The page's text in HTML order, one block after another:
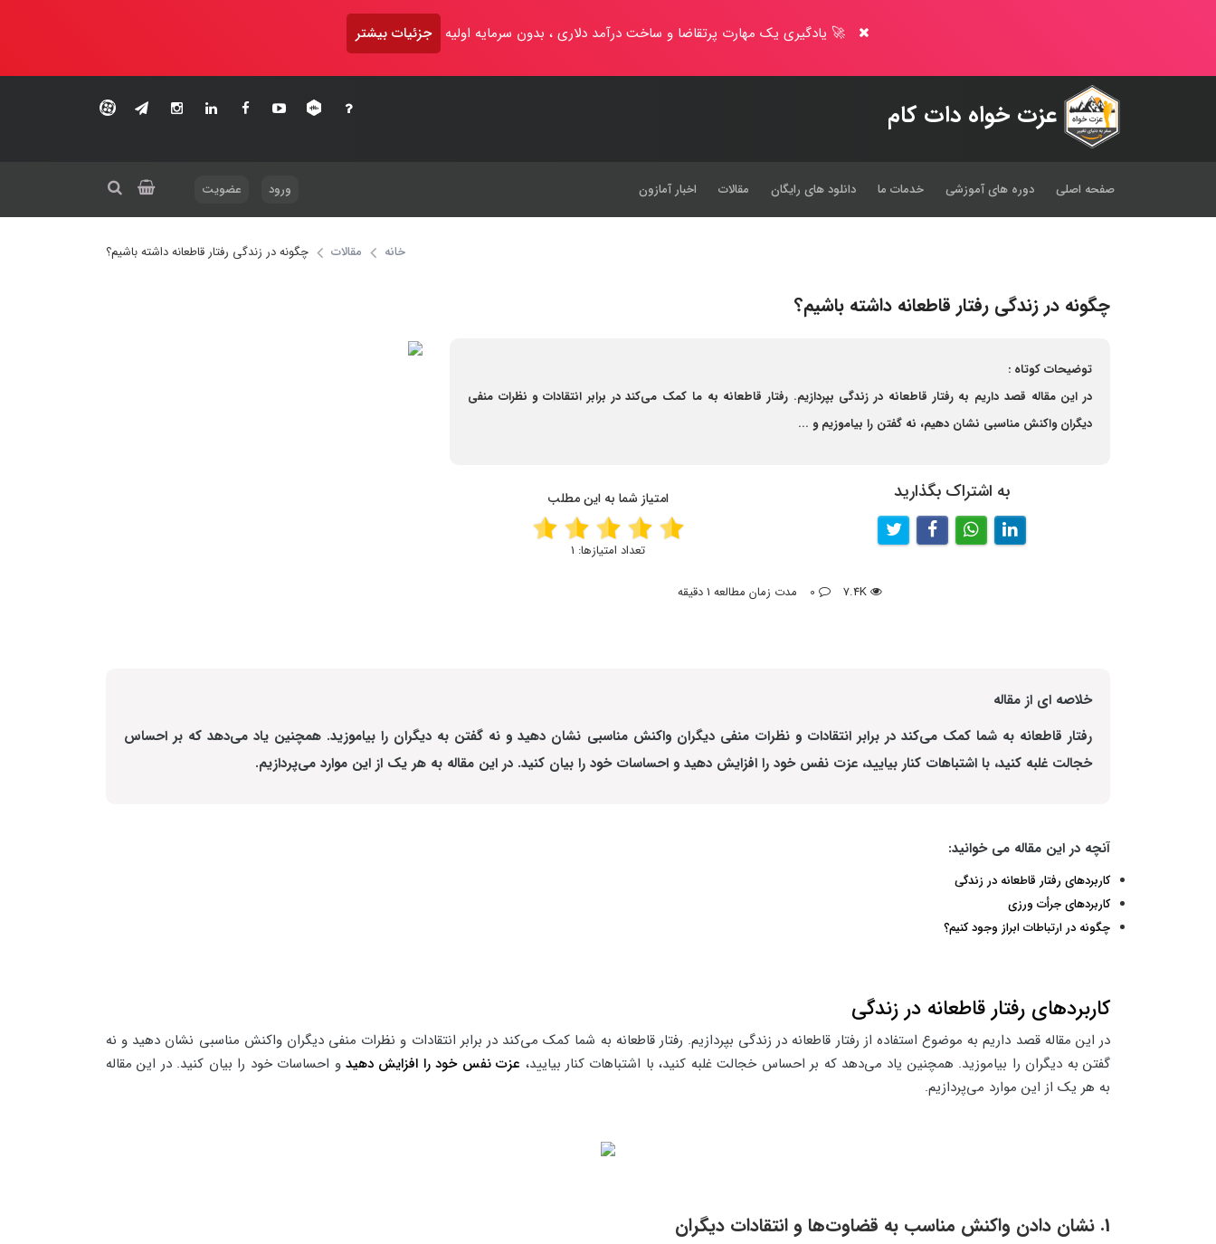
🚀 یادگیری یک مهارت پرتقاضا و ساخت درآمد دلاری ، بدون سرمایه اولیه جزئیات بیشتر
عزت خواه دات کام
صفحه اصلی دوره های آموزشی خدمات ما دانلود های رایگان مقالات اخبار آمازون ورود عضویت
خانه مقالات چگونه در زندگی رفتار قاطعانه داشته باشیم؟
چگونه در زندگی رفتار قاطعانه داشته باشیم؟
توضیحات کوتاه :
در این مقاله قصد داریم به رفتار قاطعانه در زندگی بپردازیم. رفتار قاطعانه به ما کمک می‌کند در برابر انتقادات و نظرات منفی
دیگران واکنش مناسبی نشان دهیم، نه گفتن را بیاموزیم و ...
به اشتراک بگذارید امتیاز شما به این مطلب
تعداد امتیازها: 1
مدت زمان مطالعه 1 دقیقه
خلاصه ای از مقاله
رفتار قاطعانه به شما کمک می‌کند در برابر انتقادات و نظرات منفی دیگران واکنش مناسبی نشان دهید و نه گفتن به دیگران را بیاموزید. همچنین یاد می‌دهد که بر احساس
خجالت غلبه کنید، با اشتباهات کنار بیایید، عزت نفس خود را افزایش دهید و احساسات خود را بیان کنید. در این مقاله به هر یک از این موارد می‌پردازیم.
آنچه در این مقاله می خوانید:
کاربردهای رفتار قاطعانه در زندگی
کاربردهای جرأت ورزی
چگونه در ارتباطات ابراز وجود کنیم؟
کاربردهای رفتار قاطعانه در زندگی
در این مقاله قصد داریم به موضوع استفاده از رفتار قاطعانه در زندگی بپردازیم. رفتار قاطعانه به شما کمک می‌کند در برابر انتقادات و نظرات منفی دیگران واکنش مناسبی نشان دهید و نه
گفتن به دیگران را بیاموزید. همچنین یاد می‌دهد که بر احساس خجالت غلبه کنید، با اشتباهات کنار بیایید، عزت نفس خود را افزایش دهیدو احساسات خود را بیان کنید. در این مقاله
به هر یک از این موارد می‌پردازیم.
1. نشان دادن واکنش مناسب به قضاوت‌ها و انتقادات دیگران